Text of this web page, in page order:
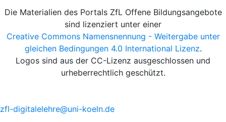
Die Materialien des Portals ZfL Offene Bildungsangebote
sind lizenziert unter einer
Creative Commons Namensnennung - Weitergabe unter
gleichen Bedingungen 4.0 International Lizenz.
Logos sind aus der CC-Lizenz ausgeschlossen und
urheberrechtlich geschützt.
zfl-digitalelehre@uni-koeln.de